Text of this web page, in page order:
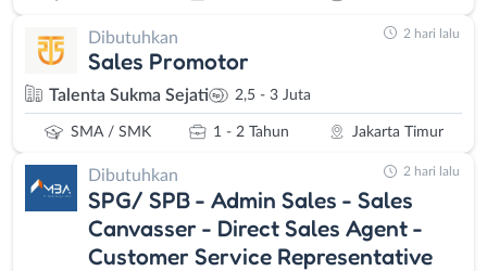
Dibutuhkan
Sales Promotor
Talenta Sukma Sejati 2,5 - 3 Juta
SMA / SMK 1 - 2 Tahun Jakarta Timur
2 hari lalu
Dibutuhkan
SPG/ SPB - Admin Sales - Sales
Canvasser - Direct Sales Agent -
Customer Service Representative
2 hari lalu